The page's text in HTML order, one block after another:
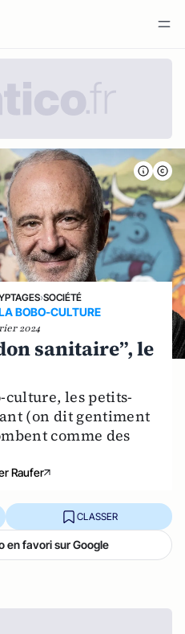
›SOCIÉTÉ
BOBO-CULTURE
2024
sanitaire”, le
culture, les petits-
(on dit gentiment
comme des
Raufer
CLASSER
en favori sur Google